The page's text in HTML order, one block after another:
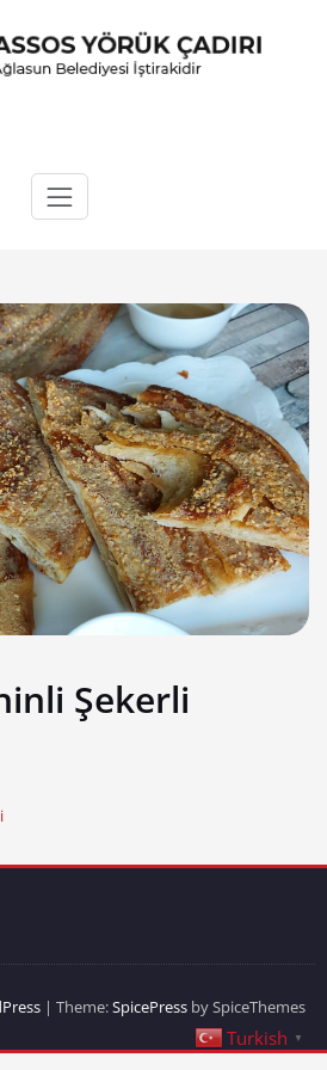
Çadırı
Şekerli
| Theme:SpicePressby SpiceThemes
Turkish ▼